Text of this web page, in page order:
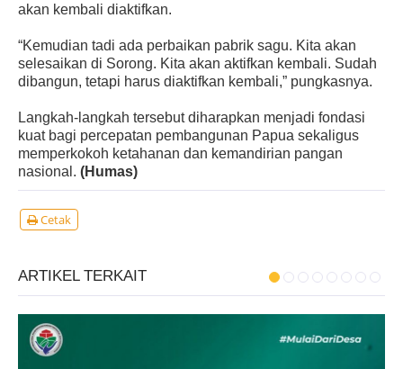
akan kembali diaktifkan.
“Kemudian tadi ada perbaikan pabrik sagu. Kita akan
selesaikan di Sorong. Kita akan aktifkan kembali. Sudah
dibangun, tetapi harus diaktifkan kembali,” pungkasnya.
Langkah-langkah tersebut diharapkan menjadi fondasi
kuat bagi percepatan pembangunan Papua sekaligus
memperkokoh ketahanan dan kemandirian pangan
nasional. (Humas)
Cetak
ARTIKEL TERKAIT